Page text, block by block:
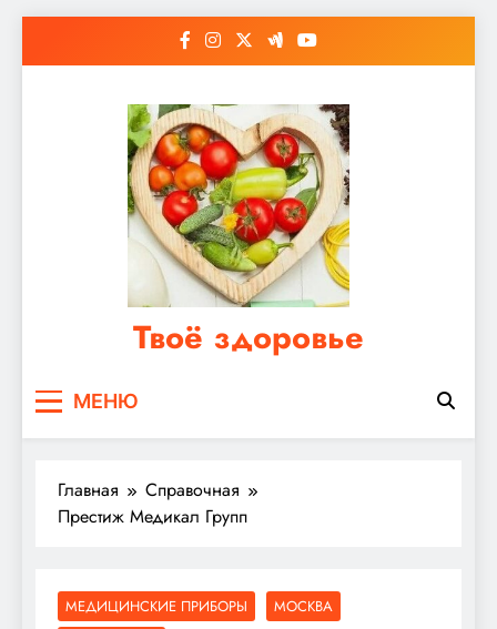
Твоё здоровье
мужском здоровье
МЕНЮ
Главная
Справочная
Престиж Медикал Групп
МЕДИЦИНСКИЕ ПРИБОРЫ
МОСКВА